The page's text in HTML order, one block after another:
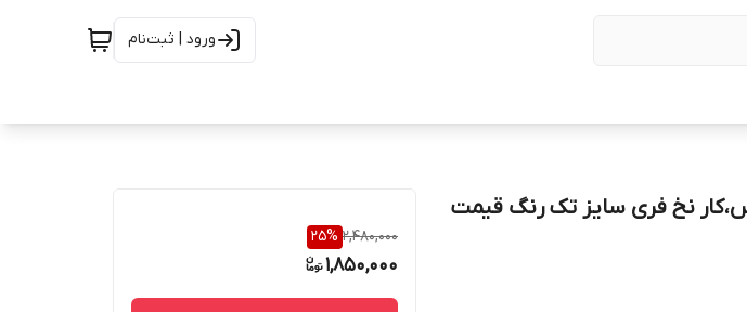
ورود | ثبت‌نام
نخ فری سایز تک رنگ قیمت
2,480,000
25%
1,850,000